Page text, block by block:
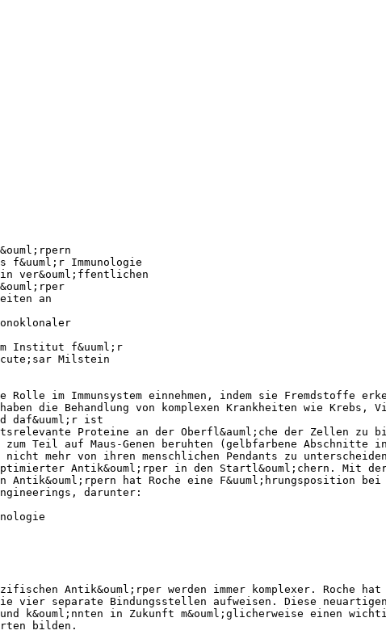
f&uuml;r Immunologie
ver&ouml;ffentlichen
an
Institut f&uuml;r
Milstein
im Immunsystem einnehmen, indem sie Fremdstoffe
die Behandlung von komplexen Krankheiten wie
daf&uuml;r ist
Proteine an der Oberfl&auml;che der Zellen zu
Teil auf Maus-Genen beruhten (gelbfarbene Abschnitte
mehr von ihren menschlichen Pendants zu
Antik&ouml;rper in den Startl&ouml;chern. Mit
hat Roche eine F&uuml;hrungsposition bei
darunter:
Antik&ouml;rper werden immer komplexer. Roche hat
vier separate Bindungsstellen aufweisen. Diese
k&ouml;nnten in Zukunft m&ouml;glicherweise einen
bilden.